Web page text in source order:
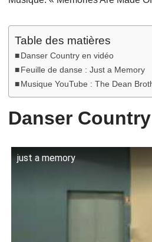
Table des matières
Danser Country en vidéo
Feuille de danse : Just a Memory
Musique YouTube : The Dean
Danser
just a memory